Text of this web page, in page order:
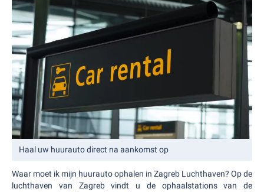
Haal uw huurauto direct na aankomst op
Waar moet ik mijn huurauto ophalen in Zagreb Luchthaven? Op de
luchthaven van Zagreb vindt u de ophaalstations van de